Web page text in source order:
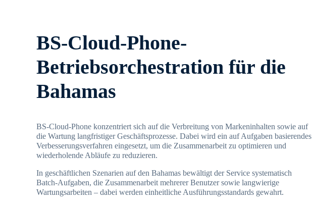
BS-Cloud-Phone-
Betriebsorchestration für die
Bahamas
BS-Cloud-Phone konzentriert sich auf die Verbreitung von Markeninhalten sowie auf
die Wartung langfristiger Geschäftsprozesse. Dabei wird ein auf Aufgaben basierendes
Verbesserungsverfahren eingesetzt, um die Zusammenarbeit zu optimieren und
wiederholende Abläufe zu reduzieren.
In geschäftlichen Szenarien auf den Bahamas bewältigt der Service systematisch
Batch-Aufgaben, die Zusammenarbeit mehrerer Benutzer sowie langwierige
Wartungsarbeiten – dabei werden einheitliche Ausführungsstandards gewahrt.